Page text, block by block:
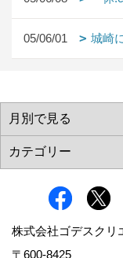
05/06/01 城崎
株式会社ゴデスクリ
〒600-8425